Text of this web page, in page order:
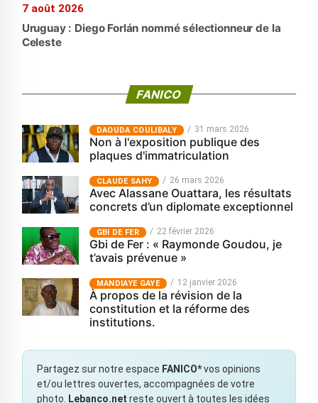
7 août 2026
Uruguay : Diego Forlán nommé sélectionneur de la
Celeste
FANICO
‎DAOUDA COULIBALY 31 mars 2026
Non à l'exposition publique des
plaques d'immatriculation
CLAUDE SAHY 26 mars 2026
Avec Alassane Ouattara, les résultats
concrets d’un diplomate exceptionnel
GBI DE FER 22 février 2026
Gbi de Fer : « Raymonde Goudou, je
t’avais prévenue »
MANDIAYE GAYE 12 janvier 2026
À propos de la révision de la
constitution et la réforme des
institutions.
Partagez sur notre espace FANICO*vos opinions
et/ou lettres ouvertes, accompagnées de votre
photo.
Lebanco.net reste ouvert à toutes les idées